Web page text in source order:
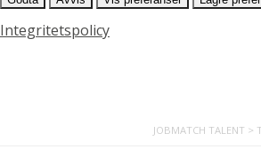
Integritetspolicy
JOBMATCH TALENT >